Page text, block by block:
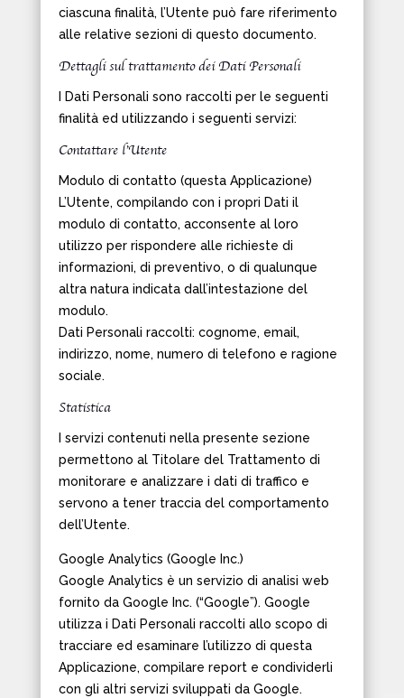
ciascuna finalità, l’Utente può fare riferimento
alle relative sezioni di questo documento.
Dettagli sul trattamento dei Dati Personali
I Dati Personali sono raccolti per le seguenti
finalità ed utilizzando i seguenti servizi:
Contattare l’Utente
Modulo di contatto (questa Applicazione)
L’Utente, compilando con i propri Dati il
modulo di contatto, acconsente al loro
utilizzo per rispondere alle richieste di
informazioni, di preventivo, o di qualunque
altra natura indicata dall’intestazione del
modulo.
Dati Personali raccolti: cognome, email,
indirizzo, nome, numero di telefono e ragione
sociale.
Statistica
I servizi contenuti nella presente sezione
permettono al Titolare del Trattamento di
monitorare e analizzare i dati di traffico e
servono a tener traccia del comportamento
dell’Utente.
Google Analytics (Google Inc.)
Google Analytics è un servizio di analisi web
fornito da Google Inc. (“Google”). Google
utilizza i Dati Personali raccolti allo scopo di
tracciare ed esaminare l’utilizzo di questa
Applicazione, compilare report e condividerli
con gli altri servizi sviluppati da Google.